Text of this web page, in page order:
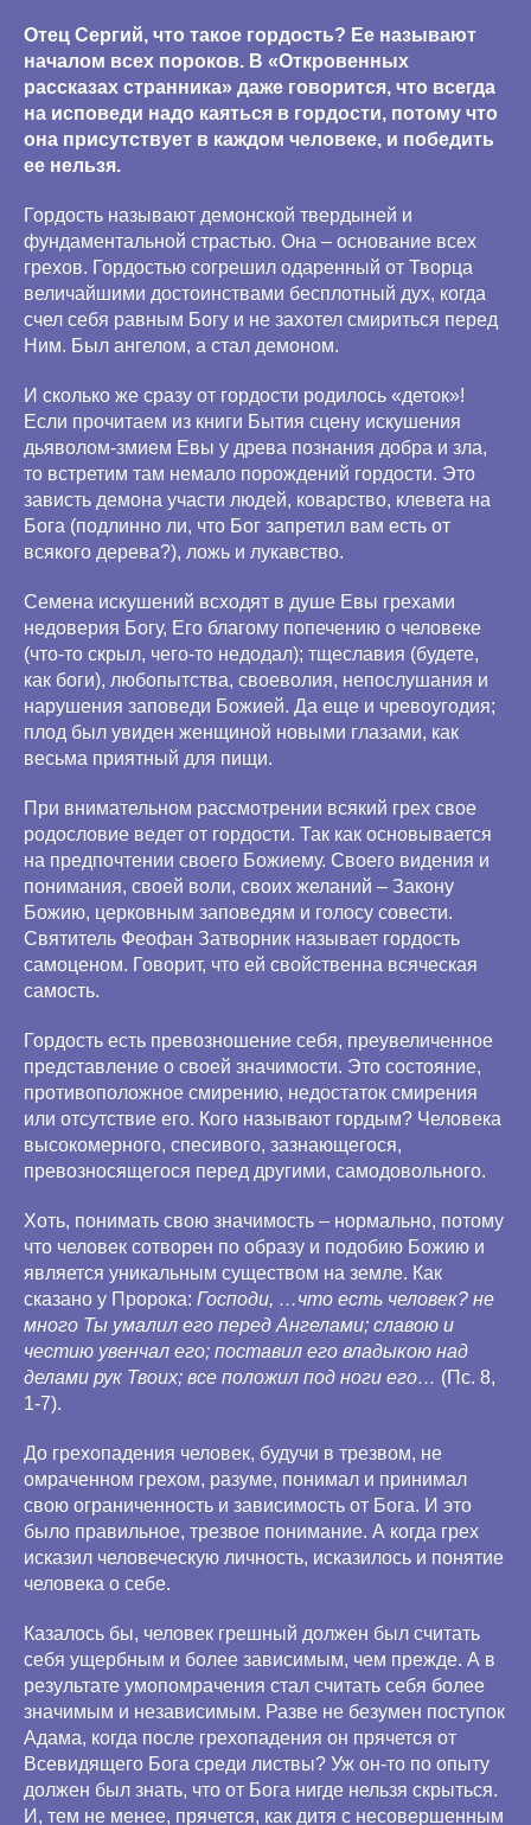
Отец Сергий, что такое гордость? Ее называют
началом всех пороков. В «Откровенных
рассказах странника» даже говорится, что всегда
на исповеди надо каяться в гордости, потому что
она присутствует в каждом человеке, и победить
ее нельзя.
Гордость называют демонской твердыней и
фундаментальной страстью. Она – основание всех
грехов. Гордостью согрешил одаренный от Творца
величайшими достоинствами бесплотный дух, когда
счел себя равным Богу и не захотел смириться перед
Ним. Был ангелом, а стал демоном.
И сколько же сразу от гордости родилось «деток»!
Если прочитаем из книги Бытия сцену искушения
дьяволом-змием Евы у древа познания добра и зла,
то встретим там немало порождений гордости. Это
зависть демона участи людей, коварство, клевета на
Бога (подлинно ли, что Бог запретил вам есть от
всякого дерева?), ложь и лукавство.
Семена искушений всходят в душе Евы грехами
недоверия Богу, Его благому попечению о человеке
(что-то скрыл, чего-то недодал); тщеславия (будете,
как боги), любопытства, своеволия, непослушания и
нарушения заповеди Божией. Да еще и чревоугодия;
плод был увиден женщиной новыми глазами, как
весьма приятный для пищи.
При внимательном рассмотрении всякий грех свое
родословие ведет от гордости. Так как основывается
на предпочтении своего Божиему. Своего видения и
понимания, своей воли, своих желаний – Закону
Божию, церковным заповедям и голосу совести.
Святитель Феофан Затворник называет гордость
самоценом. Говорит, что ей свойственна всяческая
самость.
Гордость есть превозношение себя, преувеличенное
представление о своей значимости. Это состояние,
противоположное смирению, недостаток смирения
или отсутствие его. Кого называют гордым? Человека
высокомерного, спесивого, зазнающегося,
превозносящегося перед другими, самодовольного.
Хоть, понимать свою значимость – нормально, потому
что человек сотворен по образу и подобию Божию и
является уникальным существом на земле. Как
сказано у Пророка: Господи, …что есть человек? не
много Ты умалил его перед Ангелами; славою и
честию увенчал его; поставил его владыкою над
делами рук Твоих; все положил под ноги его… (Пс. 8,
1-7).
До грехопадения человек, будучи в трезвом, не
омраченном грехом, разуме, понимал и принимал
свою ограниченность и зависимость от Бога. И это
было правильное, трезвое понимание. А когда грех
исказил человеческую личность, исказилось и понятие
человека о себе.
Казалось бы, человек грешный должен был считать
себя ущербным и более зависимым, чем прежде. А в
результате умопомрачения стал считать себя более
значимым и независимым. Разве не безумен поступок
Адама, когда после грехопадения он прячется от
Всевидящего Бога среди листвы? Уж он-то по опыту
должен был знать, что от Бога нигде нельзя скрыться.
И, тем не менее, прячется, как дитя с несовершенным